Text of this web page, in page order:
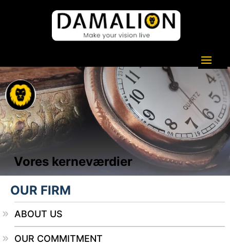
Vores kerneværdier
OUR FIRM
ABOUT US
OUR COMMITMENT